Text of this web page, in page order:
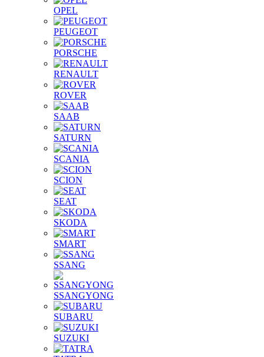
OPEL
PEUGEOT
PORSCHE
RENAULT
ROVER
SAAB
SATURN
SCANIA
SCION
SEAT
SKODA
SMART
SSANG
SSANGYONG
SUBARU
SUZUKI